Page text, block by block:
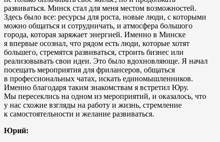
развиваться. Минск стал для меня местом возможностей.
Здесь было все: ресурсы для роста, новые люди, с которыми
можно общаться и сотрудничать, и атмосфера большого
города, которая заряжает энергией. Именно в Минске
я впервые осознал, что рядом есть люди, которые хотят
большего, стремятся развиваться, строить бизнес или
реализовывать свои идеи. Это было вдохновляюще. Я начал
посещать мероприятия для фрилансеров, общаться
в профессиональных чатах, искать единомышленников.
Именно благодаря таким знакомствам я встретил Юру.
Мы пересеклись на одном из мероприятий, и оказалось, что
у нас схожие взгляды на работу и жизнь, стремление
к самостоятельности и желание развиваться.
Юрий: